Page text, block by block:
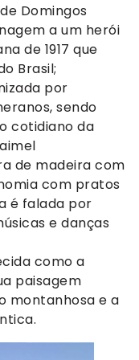
Domingos
a um herói
de 1917 que
Brasil;
por
sendo
cotidiano da
de madeira com
com pratos
é falada por
e danças
como a
paisagem
montanhosa e a